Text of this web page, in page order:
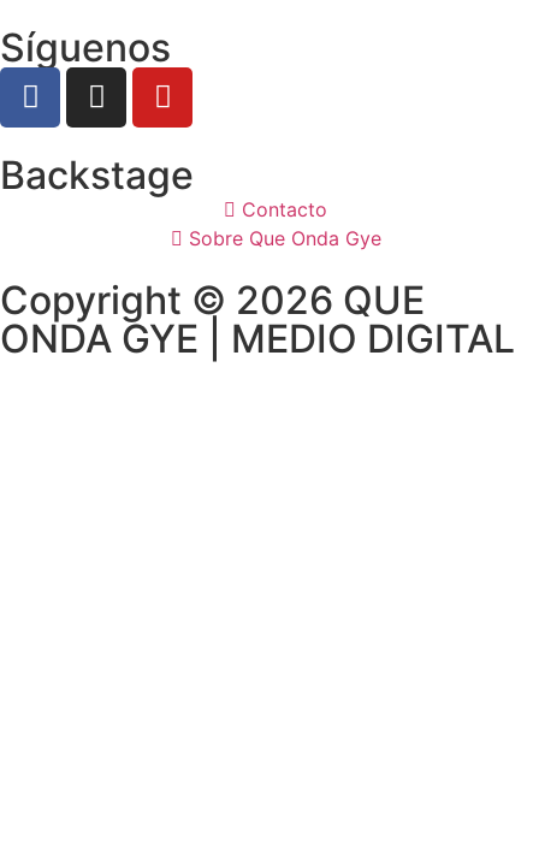
Síguenos
Backstage
Contacto
Sobre Que Onda Gye
Copyright © 2026 QUE
ONDA GYE | MEDIO DIGITAL